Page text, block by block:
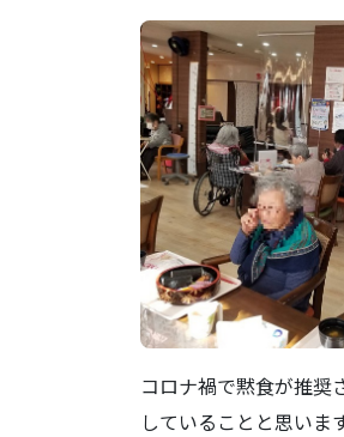
コロナ禍で黙食が推奨
していることと思いま